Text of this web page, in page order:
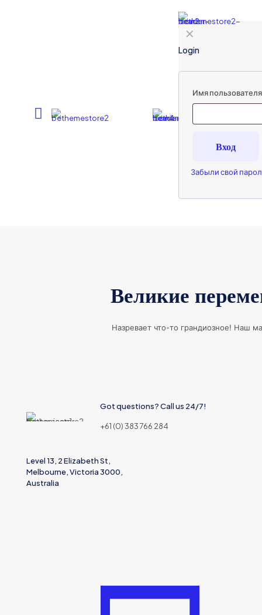
✕
Login
Имя
Вход
Забыли свой
Великие
Назревает что-то грандиозное! Наш
Got questions? Call us 24/7!
+61 (0) 383 766 284
Level 13, 2 Elizabeth St,
Melbourne, Victoria 3000,
Australia